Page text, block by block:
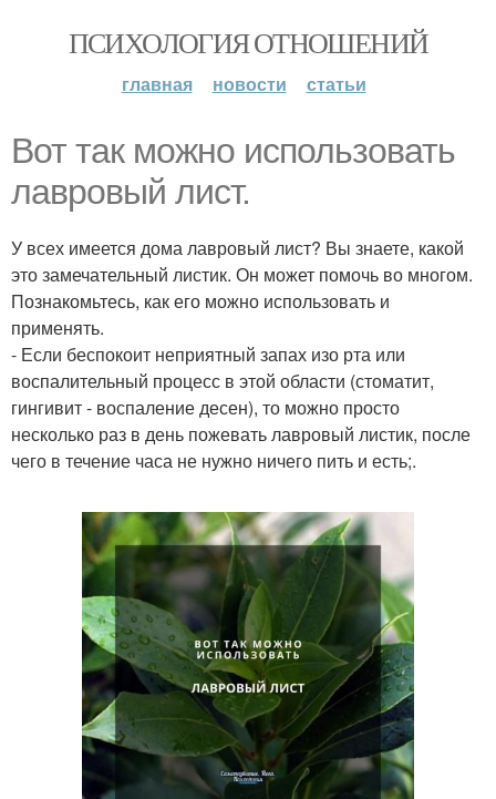
ПСИХОЛОГИЯ ОТНОШЕНИЙ
главная новости статьи
Вот так можно использовать
лавровый лист.
У всех имеется дома лавровый лист? Вы знаете, какой
это замечательный листик. Он может помочь во многом.
Познакомьтесь, как его можно использовать и
применять.
- Если беспокоит неприятный запах изо рта или
воспалительный процесс в этой области (стоматит,
гингивит - воспаление десен), то можно просто
несколько раз в день пожевать лавровый листик, после
чего в течение часа не нужно ничего пить и есть;.